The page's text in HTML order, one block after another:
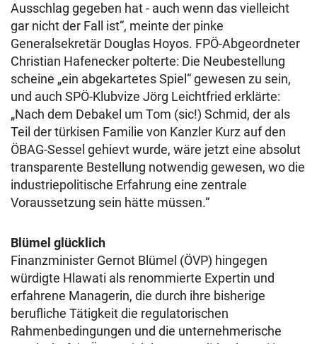
Ausschlag gegeben hat - auch wenn das vielleicht
gar nicht der Fall ist“, meinte der pinke
Generalsekretär Douglas Hoyos. FPÖ-Abgeordneter
Christian Hafenecker polterte: Die Neubestellung
scheine „ein abgekartetes Spiel“ gewesen zu sein,
und auch SPÖ-Klubvize Jörg Leichtfried erklärte:
„Nach dem Debakel um Tom (sic!) Schmid, der als
Teil der türkisen Familie von Kanzler Kurz auf den
ÖBAG-Sessel gehievt wurde, wäre jetzt eine absolut
transparente Bestellung notwendig gewesen, wo die
industriepolitische Erfahrung eine zentrale
Voraussetzung sein hätte müssen.“
Blümel glücklich
Finanzminister Gernot Blümel (ÖVP) hingegen
würdigte Hlawati als renommierte Expertin und
erfahrene Managerin, die durch ihre bisherige
berufliche Tätigkeit die regulatorischen
Rahmenbedingungen und die unternehmerische